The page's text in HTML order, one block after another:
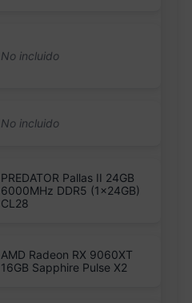
PREDATOR Pallas II 24GB
6000MHz DDR5 (1x24GB)
CL28
AMD Radeon RX 9060XT
16GB Sapphire Pulse X2